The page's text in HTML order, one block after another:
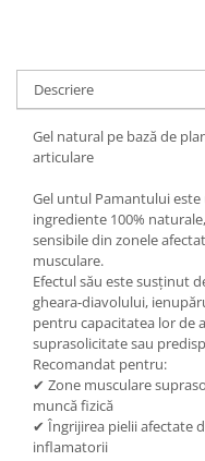
Descriere
Gel natural pe bază de
articulare
Gel untul Pamantului
ingrediente 100%
sensibile din zonele
musculare.
Efectul său este susținut
gheara-diavolului,
pentru capacitatea lor de
suprasolicitate sau
Recomandat pentru:
✔ Zone musculare
muncă fizică
✔ Îngrijirea pielii afectate
inflamatorii